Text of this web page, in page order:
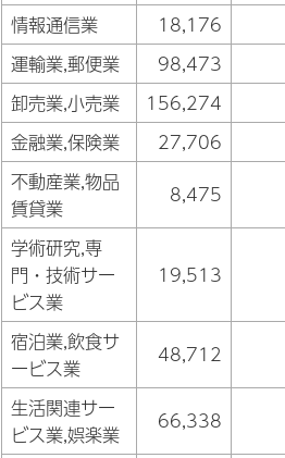
情報通信業 18,176
運輸業,郵便業
98,473
卸売業,小売業
156,274
金融業,保険業
27,706
不動産業,物品
賃貸業
8,475
学術研究,専
門・技術サー
ビス業
19,513
宿泊業,飲食サ
ービス業
48,712
生活関連サー
ビス業,娯楽業
66,338